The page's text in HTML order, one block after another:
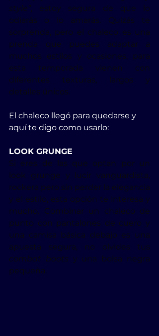
style” , estoy segura de que lo
odiarás o lo amarás. Quizás te
sorprenda, pero el chaleco es una
prenda que puedes adaptar a
muchos estilos y ocasiones, para
esta temporada vienen con
diferentes texturas, largos y
detalles únicos.
El chaleco llegó para quedarse y
aquí te digo como usarlo:
LOOK GRUNGE
Si eres de las que optan por un
look grunge y lucir vanguardista,
rockera pero sin perder la elegancia
y el estilo, esta opción te interesa y
mucho. Combinar un chaleco de
punto con pantalones de cuero y
una camisa básica debajo es una
combat boots y una bolsa negra
pequeña.